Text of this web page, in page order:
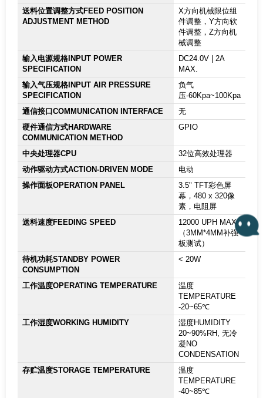
送料位置调整方式FEED POSITION
ADJUSTMENT METHOD
X方向机械限位组
件调整，Y方向软
件调整，Z方向机
械调整
输入电源规格INPUT POWER
SPECIFICATION
DC24.0V | 2A
MAX.
输入气压规格INPUT AIR PRESSURE
SPECIFICATION
负气
压-60Kpa~100Kpa
通信接口COMMUNICATION INTERFACE
无
硬件通信方式HARDWARE
COMMUNICATION METHOD
GPIO
中央处理器CPU
32位高效处理器
动作驱动方式ACTION-DRIVEN MODE
电动
操作面板OPERATION PANEL
3.5" TFT彩色屏
幕，480 x 320像
素，电阻屏
送料速度FEEDING SPEED
12000 UPH MAX.
（3MM*4MM补强
板测试）
待机功耗STANDBY POWER
CONSUMPTION
< 20W
工作温度OPERATING TEMPERATURE
温度
TEMPERATURE
-20~65℃
工作湿度WORKING HUMIDITY
湿度HUMIDITY
20~90%RH, 无冷
凝NO
CONDENSATION
存贮温度STORAGE TEMPERATURE
温度
TEMPERATURE
-40~85℃